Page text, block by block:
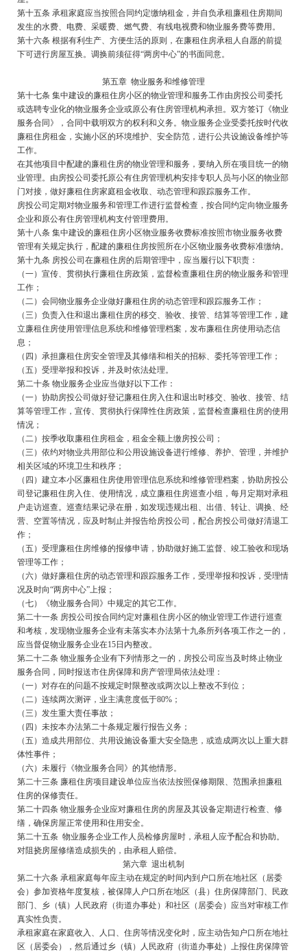
第十五条 承租家庭应当按照合同约定缴纳租金，并自负承租廉租住房期间
发生的水费、电费、采暖费、燃气费、有线电视费和物业服务费等费用。
第十六条 根据有利生产、方便生活的原则，在廉租住房承租人自愿的前提
下可进行房屋互换。调换前须征得“两房中心”的书面同意。
第五章 物业服务和维修管理
第十七条 集中建设的廉租住房小区的物业管理和服务工作由房投公司委托
或选聘专业化的物业服务企业或原公有住房管理机构承担。双方签订《物业
服务合同》，合同中载明双方的权利和义务。物业服务企业受委托按时代收
廉租住房租金，实施小区的环境维护、安全防范，进行公共设施设备维护等
工作。
在其他项目中配建的廉租住房的物业管理和服务，要纳入所在项目统一的物
业管理。由房投公司委托原公有住房管理机构安排专职人员与小区的物业部
门对接，做好廉租住房家庭租金收取、动态管理和跟踪服务工作。
房投公司定期对物业服务和管理工作进行监督检查，按合同约定向物业服务
企业和原公有住房管理机构支付管理费用。
第十八条 集中建设的廉租住房小区物业服务收费标准按照市物业服务收费
管理有关规定执行，配建的廉租住房按照所在小区物业服务收费标准缴纳。
第十九条 房投公司在廉租住房的后期管理中，应当履行以下职责：
（一）宣传、贯彻执行廉租住房政策，监督检查廉租住房的物业服务和管理
工作；
（二）会同物业服务企业做好廉租住房的动态管理和跟踪服务工作；
（三）负责入住和退出廉租住房的移交、验收、接管、结算等管理工作，建
立廉租住房使用管理信息系统和维修管理档案，发布廉租住房使用动态信
息；
（四）承担廉租住房安全管理及其修缮和相关的招标、委托等管理工作；
（五）受理举报和投诉，并及时依法处理。
第二十条 物业服务企业应当做好以下工作：
（一）协助房投公司做好登记廉租住房入住和退出时移交、验收、接管、结
算等管理工作，宣传、贯彻执行保障性住房政策，监督检查廉租住房的使用
情况；
（二）按季收取廉租住房租金，租金全额上缴房投公司；
（三）依约对物业共用部位和公用设施设备进行维修、养护、管理，并维护
相关区域的环境卫生和秩序；
（四）建立本小区廉租住房使用管理信息系统和维修管理档案，协助房投公
司登记廉租住房入住、使用情况，成立廉租住房巡查小组，每月定期对承租
户走访巡查。巡查结果记录在册，如发现违规出租、出借、转让、调换、经
营、空置等情况，应及时制止并报告给房投公司，配合房投公司做好清退工
作；
（五）受理廉租住房维修的报修申请，协助做好施工监督、竣工验收和现场
管理等工作；
（六）做好廉租住房的动态管理和跟踪服务工作，受理举报和投诉，受理情
况及时向“两房中心”上报；
（七）《物业服务合同》中规定的其它工作。
第二十一条 房投公司按合同约定对廉租住房小区的物业管理工作进行巡查
和考核，发现物业服务企业有未落实本办法第十九条所列各项工作之一的，
应当督促物业服务企业在15日内整改。
第二十二条 物业服务企业有下列情形之一的，房投公司应当及时终止物业
服务合同，同时报送市住房保障和房产管理局依法处理：
（一）对存在的问题不按规定时限整改或两次以上整改不到位；
（二）连续两次测评，业主满意度低于80%；
（三）发生重大责任事故；
（四）未按本办法第二十条规定履行报告义务；
（五）造成共用部位、共用设施设备重大安全隐患，或造成两次以上重大群
体性事件；
（六）未履行《物业服务合同》的其他情形。
第二十三条 廉租住房项目建设单位应当依法按照保修期限、范围承担廉租
住房的保修责任。
第二十四条 物业服务企业应对廉租住房的房屋及其设备定期进行检查、修
缮，确保房屋正常使用和住用安全。
第二十五条 物业服务企业工作人员检修房屋时，承租人应予配合和协助。
对阻挠房屋修缮造成损失的，由承租人赔偿。
第六章 退出机制
第二十六条 承租家庭每年应主动在规定的时间内到户口所在地社区（居委
会）参加资格年度复核，被保障人户口所在地区（县）住房保障部门、民政
部门、乡（镇）人民政府（街道办事处）和社区（居委会）应当对审核工作
真实性负责。
承租家庭在家庭收入、人口、住房等情况变化时，应主动告知户口所在地社
区（居委会），然后通过乡（镇）人民政府（街道办事处）上报住房保障管